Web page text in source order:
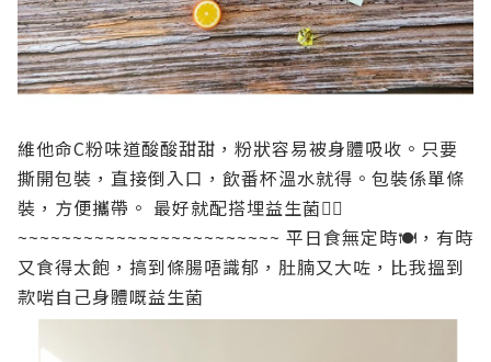
維他命C粉味道酸酸甜甜，粉狀容易被身體吸收。只要
撕開包裝，直接倒入口，飲番杯溫水就得。包裝係單條
裝，方便攜帶。 最好就配搭埋益生菌👍🏻
~~~~~~~~~~~~~~~~~~~~~~~~ 平日食無定時🍽，有時
又食得太飽，搞到條腸唔識郁，肚腩又大咗，比我搵到
款啱自己身體嘅益生菌